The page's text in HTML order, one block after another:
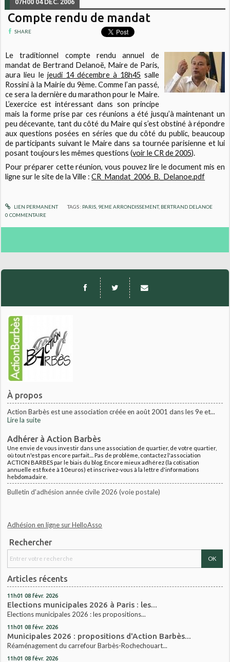
À propos
Action Barbès est une association créée en août 2001 dans les 9e et...
Lire la suite
Adhérer à Action Barbès
Une envie de vous investir dans une association de quartier, de votre quartier,
où tout n'est pas encore parfait.... Pas de problème, contactez l'association
ACTION BARBES par le biais du blog. Encore mieux adhérez (la cotisation
annuelle est fixée à 10euros) et inscrivez-vous à la lettre d'informations
hebdomadaire.
Bulletin d'adhésion année civile 2026 (voie postale)
Adhésion en ligne sur HelloAsso
Rechercher
Articles récents
11h01 08 févr. 2026
Elections municipales 2026 à Paris : les...
Elections municipales 2026 : les propositions...
11h01 08 févr. 2026
Municipales 2026 : propositions d'Action Barbès...
Réaménagement du carrefour Barbès-Rochechouart...
11h01 08 févr. 2026
07H00 04 DÉC. 2006
Compte rendu de mandat
SHARE
Le traditionnel compte rendu annuel de
mandat de Bertrand Delanoë, Maire de Paris,
aura lieu le jeudi 14 décembre à 18h45 salle
Rossini à la Mairie du 9ème. Comme l’an passé,
ce sera la dernière du marathon pour le Maire.
L’exercice est intéressant dans son principe
mais la forme prise par ces réunions a été jusqu’à maintenant un
peu décevante, tant du côté du Maire qui s’est obstiné à répondre
aux questions posées en séries que du côté du public, beaucoup
de participants suivant le Maire dans sa tournée parisienne et lui
posant toujours les mêmes questions (voir le CR de 2005).
Pour préparer cette réunion, vous pouvez lire le document mis en
ligne sur le site de la Ville :CR_Mandat_2006_B._Delanoe.pdf
LIEN PERMANENT TAGS : PARIS, 9EME ARRONDISSEMENT, BERTRAND DELANOE
0 COMMENTAIRE